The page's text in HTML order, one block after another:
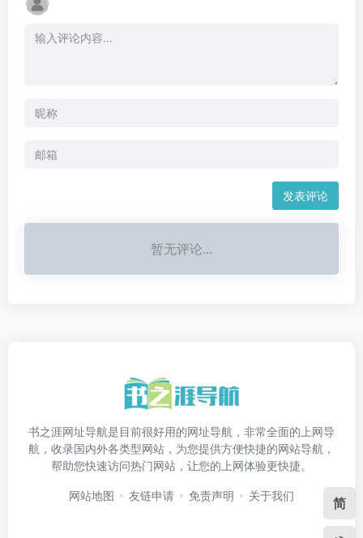
发表评论
暂无评论...
书之涯网址导航是目前很好用的网址导航，非常全面的上网导
航，收录国内外各类型网站，为您提供方便快捷的网站导航，
帮助您快速访问热门网站，让您的上网体验更快捷。
网站地图 友链申请 免责声明 关于我们 简